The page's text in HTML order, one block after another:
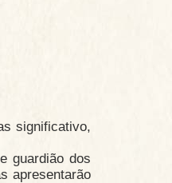
significativo,
guardião dos
apresentarão